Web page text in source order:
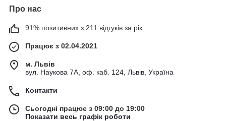
Про нас
91% позитивних з 211 відгуків за рік
Працює з 02.04.2021
м. Львів
вул. Наукова 7А, оф. каб. 124, Львів, Україна
Контакти
Сьогодні працює з 09:00 до 19:00
Показати весь графік роботи